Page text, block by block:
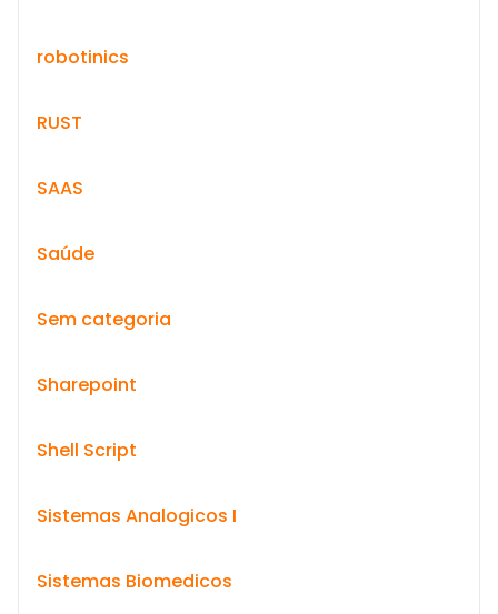
robotinics
RUST
SAAS
Saúde
Sem categoria
Sharepoint
Shell Script
Sistemas Analogicos I
Sistemas Biomedicos